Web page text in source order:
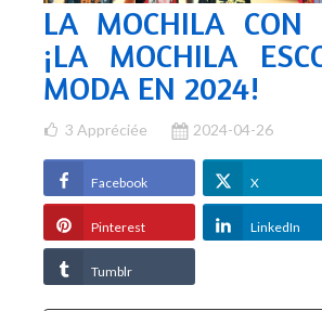
LA MOCHILA CON
¡LA MOCHILA
MODA EN 2024!
3 Appréciée 2024-04-26
Facebook X
Pinterest LinkedIn
Tumblr